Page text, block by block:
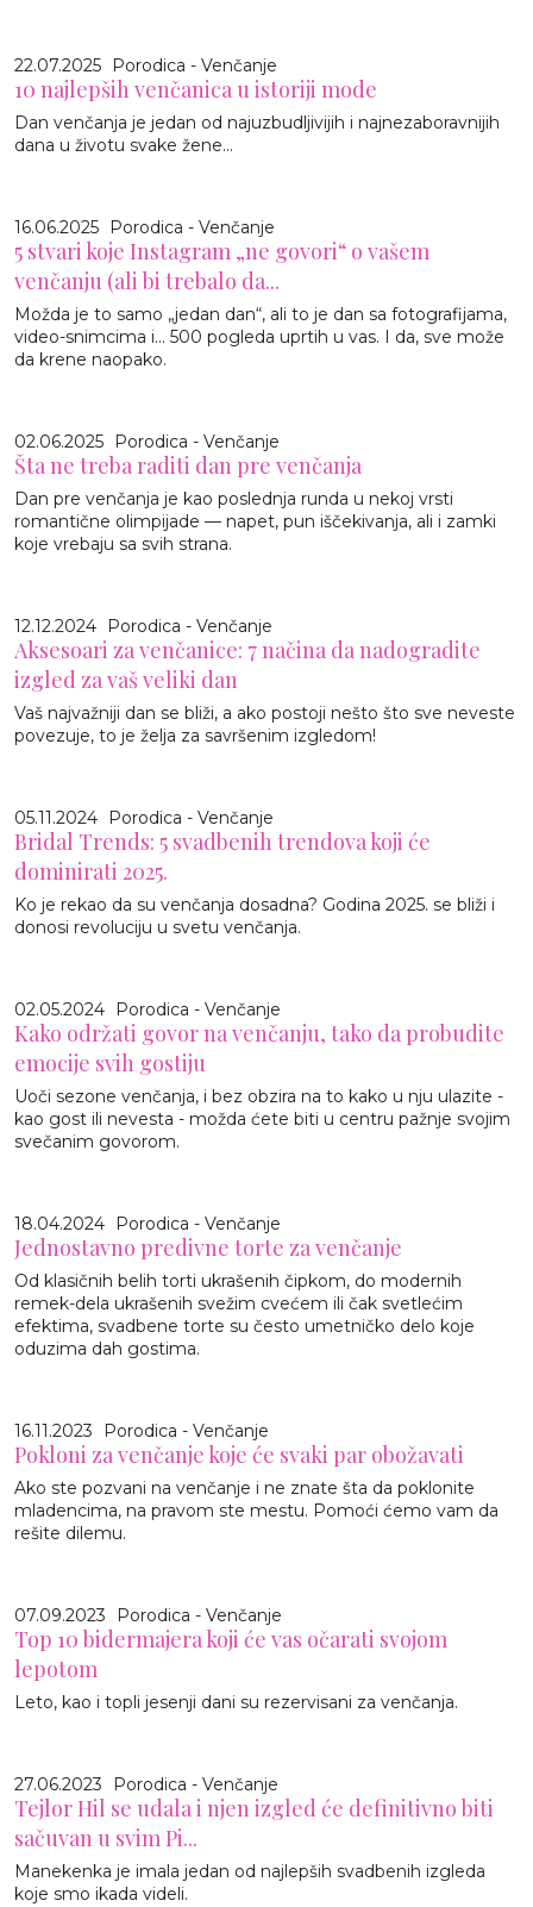
22.07.2025 Porodica - Venčanje
10 najlepših venčanica u istoriji mode
Dan venčanja je jedan od najuzbudljivijih i najnezaboravnijih
dana u životu svake žene...
16.06.2025 Porodica - Venčanje
5 stvari koje Instagram „ne govori“ o vašem
venčanju (ali bi trebalo da...
Možda je to samo „jedan dan“, ali to je dan sa fotografijama,
video-snimcima i... 500 pogleda uprtih u vas. I da, sve može
da krene naopako.
02.06.2025 Porodica - Venčanje
Šta ne treba raditi dan pre venčanja
Dan pre venčanja je kao poslednja runda u nekoj vrsti
romantične olimpijade — napet, pun iščekivanja, ali i zamki
koje vrebaju sa svih strana.
12.12.2024 Porodica - Venčanje
Aksesoari za venčanice: 7 načina da nadogradite
izgled za vaš veliki dan
Vaš najvažniji dan se bliži, a ako postoji nešto što sve neveste
povezuje, to je želja za savršenim izgledom!
05.11.2024 Porodica - Venčanje
Bridal Trends: 5 svadbenih trendova koji će
dominirati 2025.
Ko je rekao da su venčanja dosadna? Godina 2025. se bliži i
donosi revoluciju u svetu venčanja.
02.05.2024 Porodica - Venčanje
Kako održati govor na venčanju, tako da probudite
emocije svih gostiju
Uoči sezone venčanja, i bez obzira na to kako u nju ulazite -
kao gost ili nevesta - možda ćete biti u centru pažnje svojim
svečanim govorom.
18.04.2024 Porodica - Venčanje
Jednostavno predivne torte za venčanje
Od klasičnih belih torti ukrašenih čipkom, do modernih
remek-dela ukrašenih svežim cvećem ili čak svetlećim
efektima, svadbene torte su često umetničko delo koje
oduzima dah gostima.
16.11.2023 Porodica - Venčanje
Pokloni za venčanje koje će svaki par obožavati
Ako ste pozvani na venčanje i ne znate šta da poklonite
mladencima, na pravom ste mestu. Pomoći ćemo vam da
rešite dilemu.
07.09.2023 Porodica - Venčanje
Top 10 bidermajera koji će vas očarati svojom
lepotom
Leto, kao i topli jesenji dani su rezervisani za venčanja.
27.06.2023 Porodica - Venčanje
Tejlor Hil se udala i njen izgled će definitivno biti
sačuvan u svim Pi...
Manekenka je imala jedan od najlepših svadbenih izgleda
koje smo ikada videli.